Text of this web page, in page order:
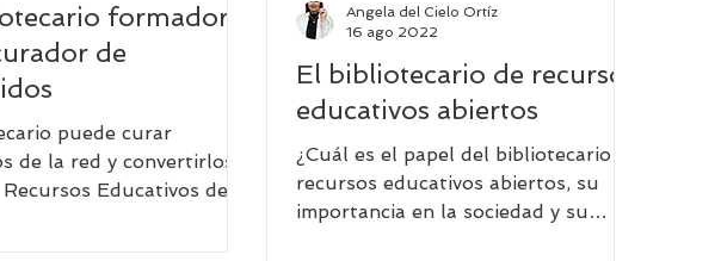
Inteligencia Artificial
formador
de
puede curar
de la red y convertirlos
Educativos de
El bibliotecario de recursos
educativos abiertos
¿Cuál es el papel del bibliotecario de
recursos educativos abiertos, su
importancia en la sociedad y su
Angela del Cielo Ortíz
16 ago 2022